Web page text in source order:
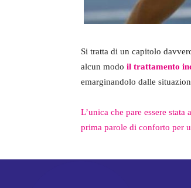
Si tratta di un capitolo
alcun modo il trattamento
emarginandolo dalle
L’unica che pare essere
prima parole di conforto per